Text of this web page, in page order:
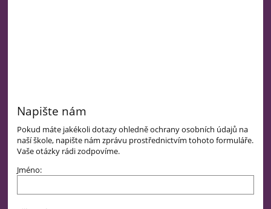
Napište nám
Pokud máte jakékoli dotazy ohledně ochrany osobních údajů na
naší škole, napište nám zprávu prostřednictvím tohoto formuláře.
Vaše otázky rádi zodpovíme.
Jméno: